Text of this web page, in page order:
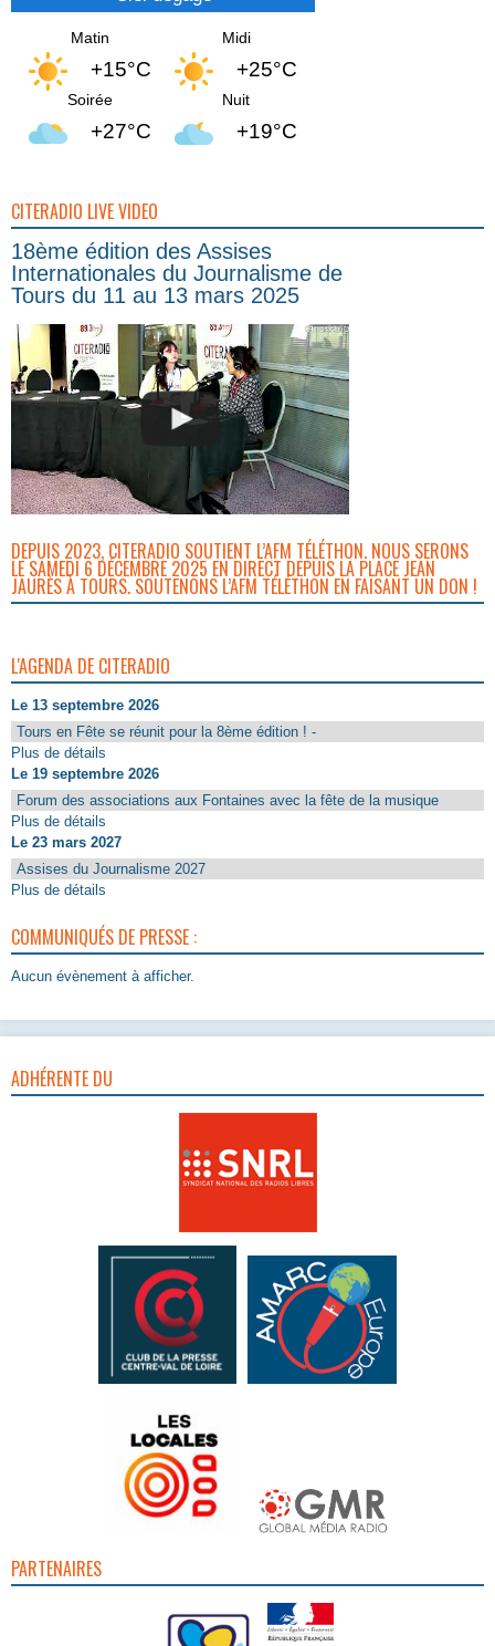
Matin
+15°C
Midi
+25°C
Soirée
+27°C
Nuit
+19°C
CITERADIO LIVE VIDEO
18ème édition des Assises
Internationales du Journalisme de
Tours du 11 au 13 mars 2025
DEPUIS 2023, CITERADIO SOUTIENT L’AFM TÉLÉTHON. NOUS SERONS
LE SAMEDI 6 DÉCEMBRE 2025 EN DIRECT DEPUIS LA PLACE JEAN
JAURÈS À TOURS. SOUTENONS L’AFM TÉLÉTHON EN FAISANT UN DON !
L'AGENDA DE CITERADIO
Le 13 septembre 2026
Tours en Fête se réunit pour la 8ème édition ! -
Plus de détails
Le 19 septembre 2026
Forum des associations aux Fontaines avec la fête de la musique
Plus de détails
Le 23 mars 2027
Assises du Journalisme 2027
Plus de détails
COMMUNIQUÉS DE PRESSE :
Aucun évènement à afficher.
ADHÉRENTE DU
PARTENAIRES